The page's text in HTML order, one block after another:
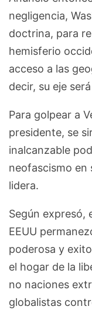
negligencia,
doctrina, para
hemisferio
acceso a las
decir, su eje
Para golpear a
presidente, se
inalcanzable
neofascismo en
lidera.
Según expresó,
EEUU
poderosa y
el hogar de la
no naciones
globalistas